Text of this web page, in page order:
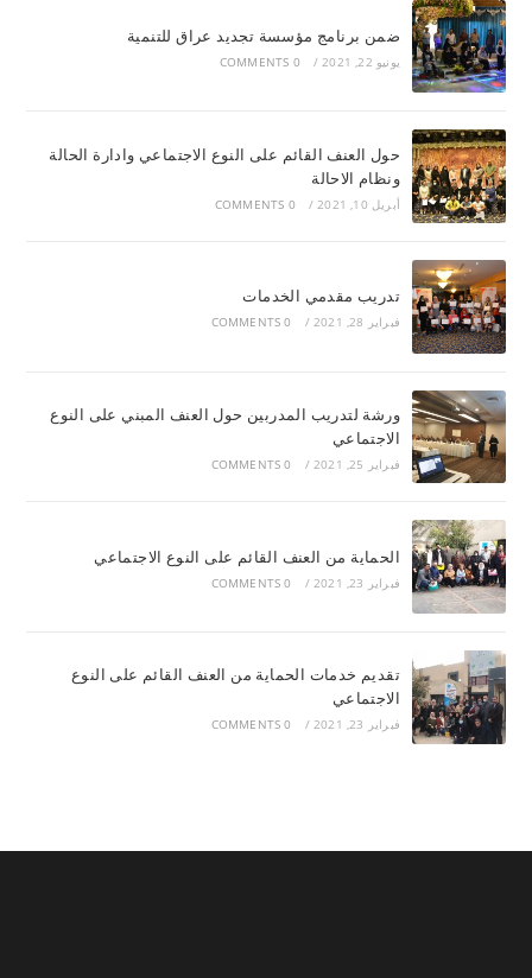
ضمن برنامج مؤسسة تجديد عراق للتنمية
يونيو 22, 2021 /
0 COMMENTS
حول العنف القائم على النوع الاجتماعي وادارة الحالة
ونظام الاحالة
أبريل 10, 2021 /
0 COMMENTS
تدريب مقدمي الخدمات
فبراير 28, 2021 /
0 COMMENTS
ورشة لتدريب المدربين حول العنف المبني على النوع
الاجتماعي
فبراير 25, 2021 /
0 COMMENTS
الحماية من العنف القائم على النوع الاجتماعي
فبراير 23, 2021 /
0 COMMENTS
تقديم خدمات الحماية من العنف القائم على النوع
الاجتماعي
فبراير 23, 2021 /
0 COMMENTS